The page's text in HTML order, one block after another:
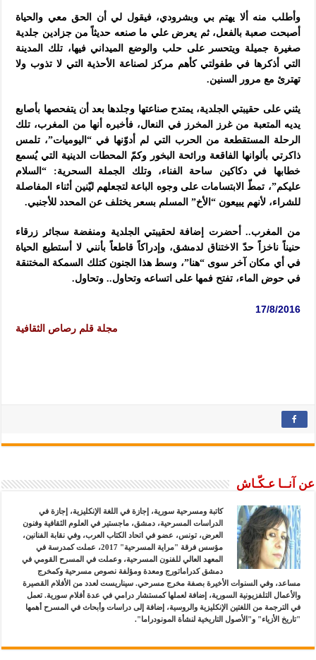
وأطلب منه ألا يهتم بي وبشرودي، فيقول لي أن الحق معي والحياة
أصبحت صعبة بالفعل، ثم يعرض علي ما صنعه حديثاً من جزادين جلدية
صغيرة جميلة ويتحسر على حلب والوضع الميداني فيها، تلك المدينة
التي أذكرها في طفولتي كأهم مركز لصناعة الأحذية التي لا تذوب ولا
تهترئ مع مرور السنين.
يثني على حقيبتي الجلدية، يمتدح صناعتها وجلدها بعد أن يتفحصها بأصابع
يديه المتعبة من غرز المخرز في النعال، فأخبره أنها من المغرب، تلك
الرحلة المستقطعة من الحرب التي لم أدوّنها في “اليوميات”، تلمس
ذاكرتي بألوانها الفاقعة ورائحة البخور وكمّ المحطات الدينية التي يُسمع
خطابها في دكاكين ساحة الفناء، وتلك الجملة السحرية: “السلام
عليكم”، تمطّ الابتسامات على وجوه الباعة لتجعلهم ليّنين أثناء المفاصلة
للشراء، لأنهم يبيعون “الأخ” المسلم بسعر يختلف عن المحدد للأجنبي.
من المغرب.. أحضرت إضافة لحقيبتي الجلدية ومنفضة سجائر زرقاء
حنيناً ناخزاً حدّ الاختناق لدمشق، وإدراكاً قاطعاً بأنني لا أستطيع الحياة
في أي مكان آخر سوى “هنا”، وسط هذا الجنون كتلك السمكة المختنقة
في حوض الماء، تفتح فمها على اتساعه وتحاول.. وتحاول.
17/8/2016
مجلة قلم رصاص الثقافية
عن آنــا عـكّـاش
كاتبة ومسرحية سورية، إجازة في اللغة الإنكليزية، إجازة في
الدراسات المسرحية، دمشق، ماجستير في العلوم الثقافية وفنون
العرض، تونس، عضو في اتحاد الكتاب العرب، وفي نقابة الفنانين،
مؤسس فرقة "مراية المسرحية" 2017، عملت كمدرسة في
المعهد العالي للفنون المسرحية، وعملت في المسرح القومي في
دمشق كدراماتورج ومعدة ومؤلفة نصوص مسرحية وكمخرج
مساعد، وفي السنوات الأخيرة بصفة مخرج مسرحي. سيناريست لعدد من الأفلام القصيرة
والأعمال التلفزيونية السورية، إضافة لعملها كمستشار درامي في عدة أفلام سورية. تعمل
في الترجمة من اللغتين الإنكليزية والروسية، إضافة إلى دراسات وأبحاث في المسرح أهمها
"تاريخ الأزياء" و"الأصول التاريخية لنشأة المونودراما".